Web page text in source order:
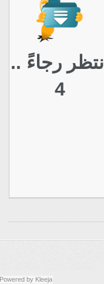
انتظر رجاءً ..
4
Powered byKleeja